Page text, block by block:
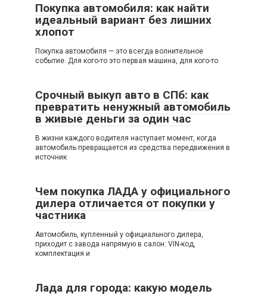
Покупка автомобиля: как найти
идеальный вариант без лишних
хлопот
Покупка автомобиля — это всегда волнительное
событие. Для кого-то это первая машина, для кого-то
Срочный выкуп авто в СПб: как
превратить ненужный автомобиль
в живые деньги за один час
В жизни каждого водителя наступает момент, когда
автомобиль превращается из средства передвижения в
источник
Чем покупка ЛАДА у официального
дилера отличается от покупки у
частника
Автомобиль, купленный у официального дилера,
приходит с завода напрямую в салон: VIN-код,
комплектация и
Лада для города: какую модель